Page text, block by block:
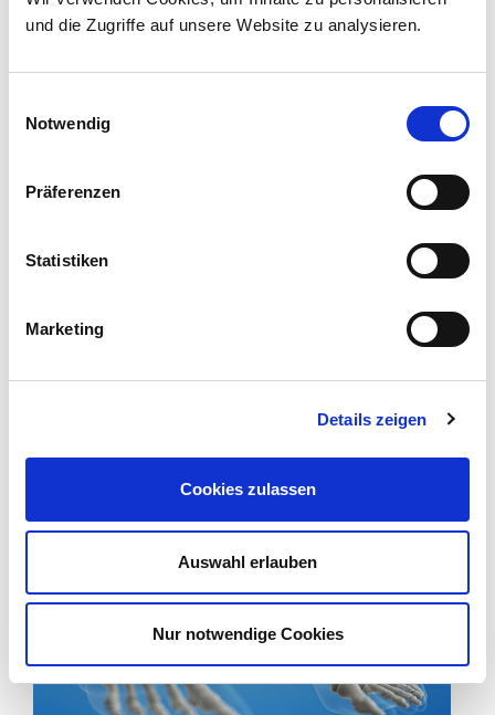
und die Zugriffe auf unsere Website zu analysieren.
Notwendig
Präferenzen
Statistiken
Marketing
Details zeigen
Cookies zulassen
Auswahl erlauben
Nur notwendige Cookies
Kniegelenkverschleiß (Gonarthrose)
Meniskusverletzung
Plicasyndrom
Patellaluxation / Patellainstabilität
Bakerzyste